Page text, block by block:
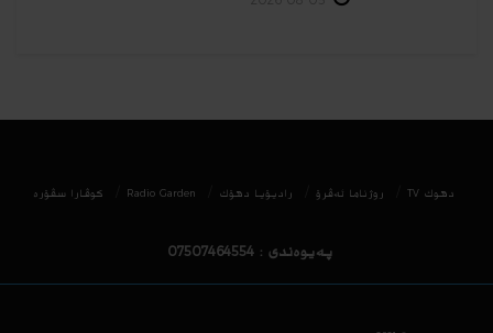
دھوك TV روژناما ئەڤرۆ رادیۆیا دهۆك Radio Garden كوڤارا سڤۆره‌
پەیوەندی : 07507464554